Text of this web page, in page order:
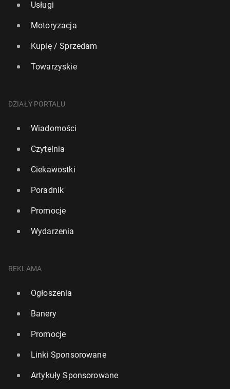
Usługi
Motoryzacja
Kupię / Sprzedam
Towarzyskie
DZIAŁY PORTALU
Wiadomości
Czytelnia
Ciekawostki
Poradnik
Promocje
Wydarzenia
REKLAMA
Ogłoszenia
Banery
Promocje
Linki Sponsorowane
Artykuły Sponsorowane